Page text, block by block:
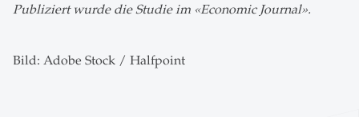
Publiziert wurde die Studie im «Economic Journal».
Bild: Adobe Stock / Halfpoint